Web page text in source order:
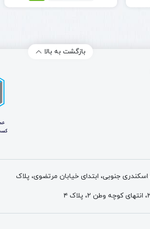
هیدرولیک
مناسب
بازگشت به بالا
اسکندری جنوبی، ابتدای خیابان مرتضوی، پلاک